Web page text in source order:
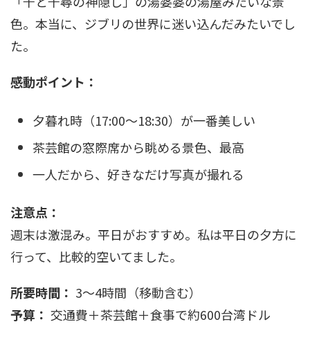
色。本当に、ジブリの世界に迷い込んだみたいでし
た。
感動ポイント：
夕暮れ時（17:00〜18:30）が一番美しい
茶芸館の窓際席から眺める景色、最高
一人だから、好きなだけ写真が撮れる
注意点：
週末は激混み。平日がおすすめ。私は平日の夕方に
行って、比較的空いてました。
所要時間： 3〜4時間（移動含む）
予算： 交通費＋茶芸館＋食事で約600台湾ドル